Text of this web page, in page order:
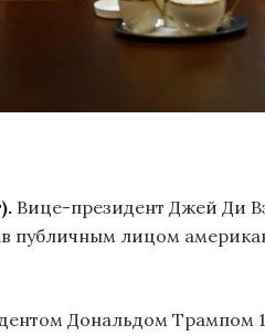
Вице-президент Джей Ди
публичным лицом
Дональдом Трампом